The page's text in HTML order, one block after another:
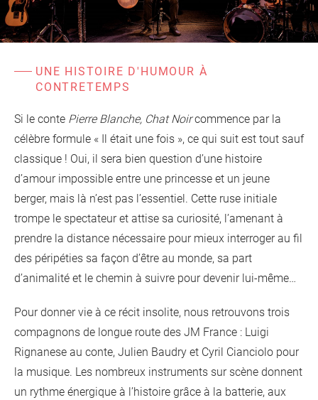
Les Étincelles
d'information
Ressources des spectacles
Livrets pédagogiques
Présentation
Actualités
UNE HISTOIRE D'HUMOUR À
CONTRETEMPS
Si le conte Pierre Blanche, Chat Noircommence par la
célèbre formule « Il était une fois », ce qui suit est tout sauf
classique ! Oui, il sera bien question d’une histoire
d’amour impossible entre une princesse et un jeune
berger, mais là n’est pas l’essentiel. Cette ruse initiale
trompe le spectateur et attise sa curiosité, l’amenant à
prendre la distance nécessaire pour mieux interroger au fil
des péripéties sa façon d’être au monde, sa part
d’animalité et le chemin à suivre pour devenir lui-même…
Pour donner vie à ce récit insolite, nous retrouvons trois
compagnons de longue route des JM France : Luigi
Rignanese au conte, Julien Baudry et Cyril Cianciolo pour
la musique. Les nombreux instruments sur scène donnent
un rythme énergique à l’histoire grâce à la batterie, aux